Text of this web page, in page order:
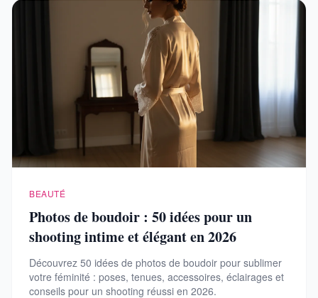
BEAUTÉ
Photos de boudoir : 50 idées pour un
shooting intime et élégant en 2026
Découvrez 50 idées de photos de boudoir pour sublimer
votre féminité : poses, tenues, accessoires, éclairages et
conseils pour un shooting réussi en 2026.